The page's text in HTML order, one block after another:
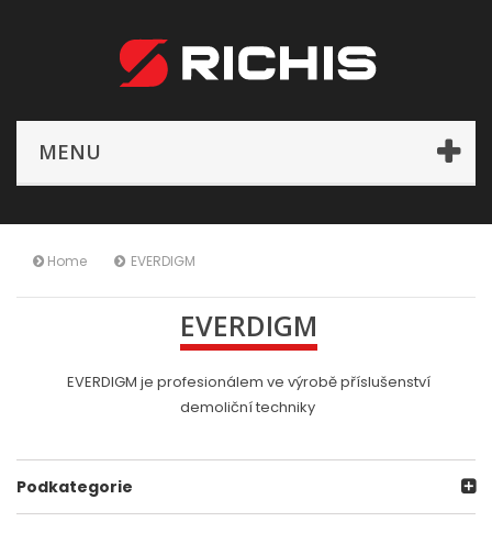
MENU
Home EVERDIGM
EVERDIGM
EVERDIGM je profesionálem ve výrobě příslušenství
demoliční techniky
Podkategorie